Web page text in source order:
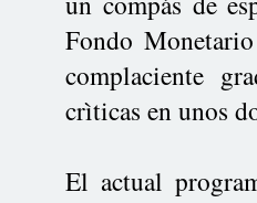
Fondo
complaciente
crìticas en unos
El actual